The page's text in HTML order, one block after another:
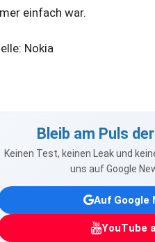
einfach war.
Nokia
Bleib am Puls
Keinen Test, keinen Leak und
uns auf Google
Auf Google
YouTube